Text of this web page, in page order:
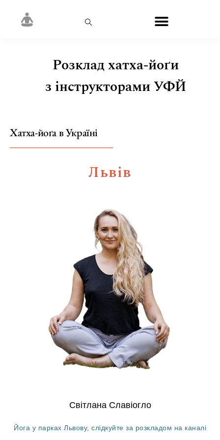
Розклад хатха-йоґи
з інструкторами УФЙ
Хатха-йоґа в Україні
Львів
Світлана Славіогло
Йога у парках Львову, слідкуйте за розкладом на каналі